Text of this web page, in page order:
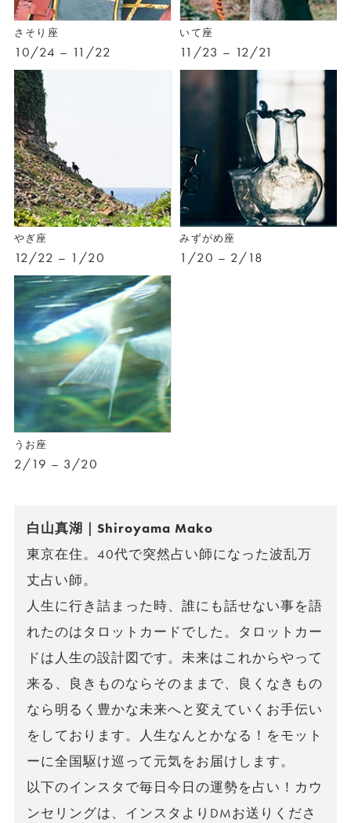
さそり座
10/24 – 11/22
いて座
11/23 – 12/21
やぎ座
12/22 – 1/20
みずがめ座
1/20 – 2/18
うお座
2/19 – 3/20
白山真湖｜Shiroyama Mako
東京在住。40代で突然占い師になった波乱万
丈占い師。
人生に行き詰まった時、誰にも話せない事を語
れたのはタロットカードでした。タロットカー
ドは人生の設計図です。未来はこれからやって
来る、良きものならそのままで、良くなきもの
なら明るく豊かな未来へと変えていくお手伝い
をしております。人生なんとかなる！をモット
ーに全国駆け巡って元気をお届けします。
以下のインスタで毎日今日の運勢を占い！カウ
ンセリングは、インスタよりDMお送りくださ